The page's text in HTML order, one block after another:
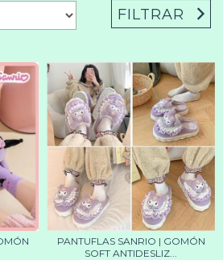
FILTRAR
PANTUFLAS SANRIO | GOMÓN
SOFT ANTIDESLIZ...